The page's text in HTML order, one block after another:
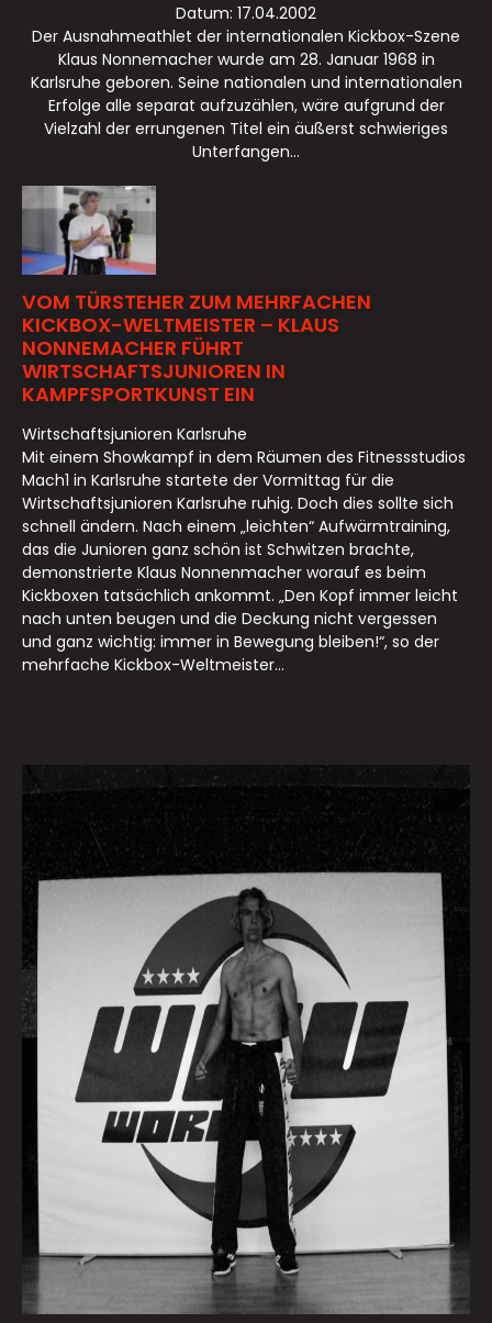
Datum: 17.04.2002
Der Ausnahmeathlet der internationalen Kickbox-Szene
Klaus Nonnemacher wurde am 28. Januar 1968 in
Karlsruhe geboren. Seine nationalen und internationalen
Erfolge alle separat aufzuzählen, wäre aufgrund der
Vielzahl der errungenen Titel ein äußerst schwieriges
Unterfangen...
VOM TÜRSTEHER ZUM MEHRFACHEN
KICKBOX-WELTMEISTER – KLAUS
NONNEMACHER FÜHRT
WIRTSCHAFTSJUNIOREN IN
KAMPFSPORTKUNST EIN
Wirtschaftsjunioren Karlsruhe
Mit einem Showkampf in dem Räumen des Fitnessstudios
Mach1 in Karlsruhe startete der Vormittag für die
Wirtschaftsjunioren Karlsruhe ruhig. Doch dies sollte sich
schnell ändern. Nach einem „leichten“ Aufwärmtraining,
das die Junioren ganz schön ist Schwitzen brachte,
demonstrierte Klaus Nonnenmacher worauf es beim
Kickboxen tatsächlich ankommt. „Den Kopf immer leicht
nach unten beugen und die Deckung nicht vergessen
und ganz wichtig: immer in Bewegung bleiben!“, so der
mehrfache Kickbox-Weltmeister...